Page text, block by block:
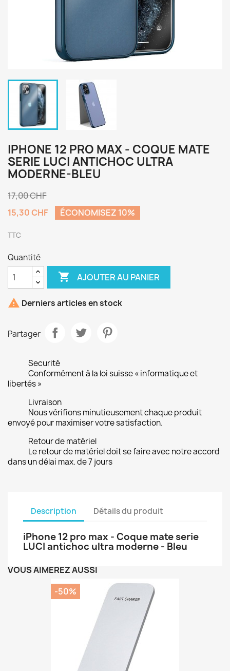
IPHONE 12 PRO MAX - COQUE MATE
SERIE LUCI ANTICHOC ULTRA
MODERNE-BLEU
17,00 CHF
15,30 CHF
ÉCONOMISEZ 10%
TTC
Quantité
 AJOUTER AU PANIER
 Derniers articles en stock
Partager
Securité
Conformément à la loi suisse « informatique et
libertés »
Livraison
Nous vérifions minutieusement chaque produit
envoyé pour maximiser votre satisfaction.
Retour de matériel
Le retour de matériel doit se faire avec notre accord
dans un délai max. de 7 jours
Description Détails du produit
iPhone 12 pro max - Coque mate serie
LUCI antichoc ultra moderne - Bleu
VOUS AIMEREZ AUSSI
-50%